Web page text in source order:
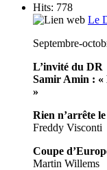
Hits: 778
Le
Septembre-
L’invité du DR
Samir Amin :
»
Rien n’arrête
Freddy Visconti
Coupe
Martin Willems